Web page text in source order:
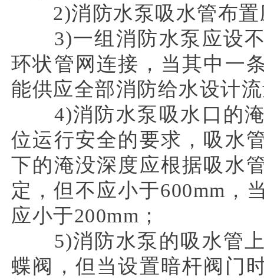
2)消防水泵吸水管布置
3)一组消防水泵应设不
环状管网连接，当其中一
能供应全部消防给水设计
4)消防水泵吸水口的淹
位运行安全的要求，吸水
下的淹没深度应根据吸水
定，但不应小于600mm，
应小于200mm；
5)消防水泵的吸水管上
蝶阀，但当设置暗杆阀门